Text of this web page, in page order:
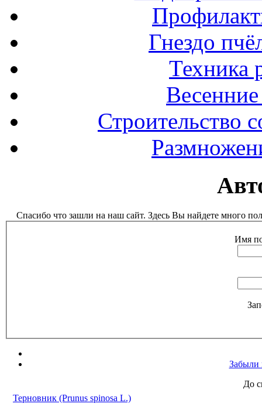
Гнездо
Техника
Строительство
Спасибо что зашли на наш сайт. Здесь Вы найдете много
Имя
Забыли
До
Терновник (Prunus spinosa L.)